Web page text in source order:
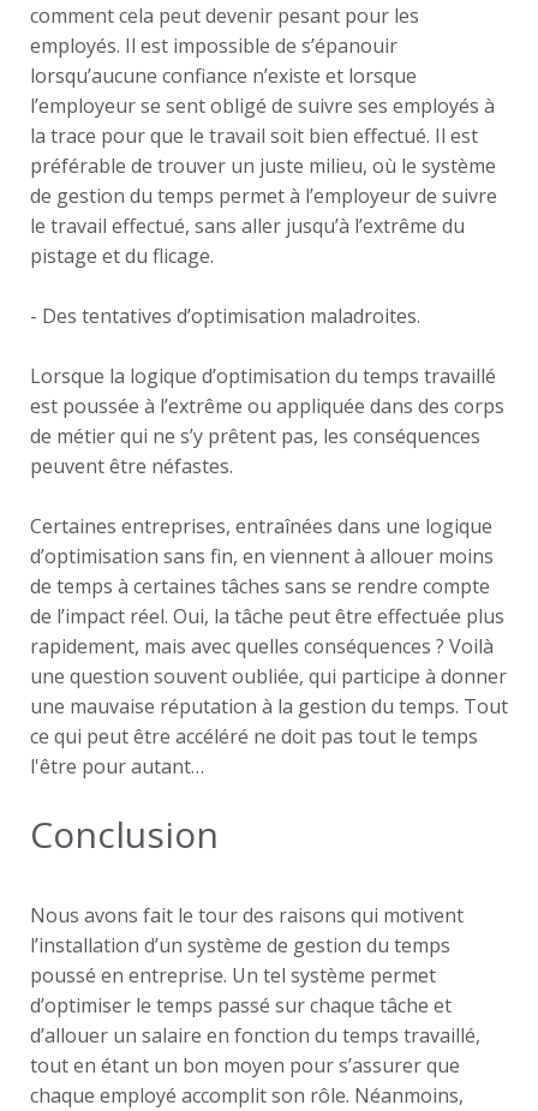
comment cela peut devenir pesant pour les
employés. Il est impossible de s’épanouir
lorsqu’aucune confiance n’existe et lorsque
l’employeur se sent obligé de suivre ses employés à
la trace pour que le travail soit bien effectué. Il est
préférable de trouver un juste milieu, où le système
de gestion du temps permet à l’employeur de suivre
le travail effectué, sans aller jusqu’à l’extrême du
pistage et du flicage.
- Des tentatives d’optimisation maladroites.
Lorsque la logique d’optimisation du temps travaillé
est poussée à l’extrême ou appliquée dans des corps
de métier qui ne s’y prêtent pas, les conséquences
peuvent être néfastes.
Certaines entreprises, entraînées dans une logique
d’optimisation sans fin, en viennent à allouer moins
de temps à certaines tâches sans se rendre compte
de l’impact réel. Oui, la tâche peut être effectuée plus
rapidement, mais avec quelles conséquences ? Voilà
une question souvent oubliée, qui participe à donner
une mauvaise réputation à la gestion du temps. Tout
ce qui peut être accéléré ne doit pas tout le temps
l'être pour autant…
Conclusion
Nous avons fait le tour des raisons qui motivent
l’installation d’un système de gestion du temps
poussé en entreprise. Un tel système permet
d’optimiser le temps passé sur chaque tâche et
d’allouer un salaire en fonction du temps travaillé,
tout en étant un bon moyen pours’assurer que
chaque employé accomplit son rôle. Néanmoins,